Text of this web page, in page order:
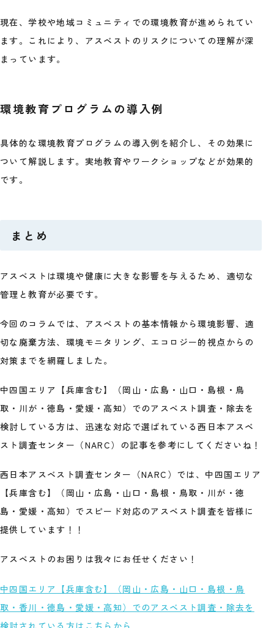
現在、学校や地域コミュニティでの環境教育が進められてい
ます。これにより、アスベストのリスクについての理解が深
まっています。
環境教育プログラムの導入例
具体的な環境教育プログラムの導入例を紹介し、その効果に
ついて解説します。実地教育やワークショップなどが効果的
です。
まとめ
アスベストは環境や健康に大きな影響を与えるため、適切な
管理と教育が必要です。
今回のコラムでは、アスベストの基本情報から環境影響、適
切な廃棄方法、環境モニタリング、エコロジー的視点からの
対策までを網羅しました。
中四国エリア【兵庫含む】（岡山・広島・山口・島根・鳥
取・川が・徳島・愛媛・高知）でのアスベスト調査・除去を
検討している方は、迅速な対応で選ばれている西日本アスベ
スト調査センター（NARC）の記事を参考にしてくださいね！
西日本アスベスト調査センター（NARC）では、中四国エリア
【兵庫含む】（岡山・広島・山口・島根・鳥取・川が・徳
島・愛媛・高知）でスピード対応のアスベスト調査を皆様に
提供しています！！
アスベストのお困りは我々にお任せください！
中四国エリア【兵庫含む】（岡山・広島・山口・島根・鳥
取・香川・徳島・愛媛・高知）でのアスベスト調査・除去を
検討されている方はこちらから